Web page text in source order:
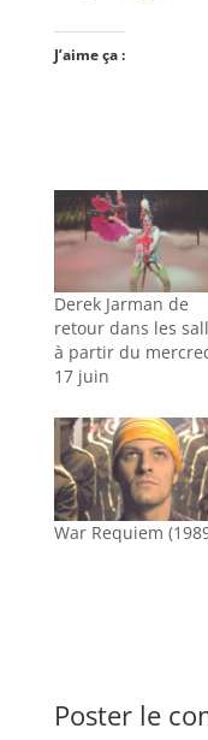
J’aime ça :
Derek Jarman de
retour dans les
à partir du
17 juin
War Requiem
Poster le